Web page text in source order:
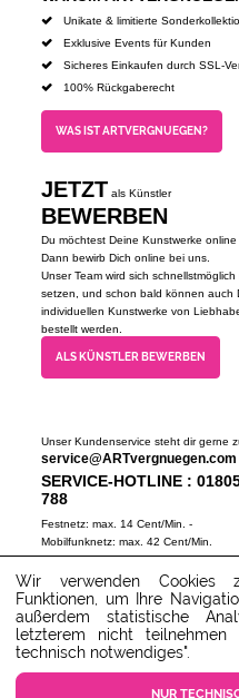
Unikate & limitierte
Exklusive Events für Kunden
Sicheres Einkaufen durch SSL-
100% Rückgaberecht
WAS IST ARTVERGNUEGEN?
JETZT als Künstler
BEWERBEN
Du möchtest Deine Kunstwerke
Dann bewirb Dich online bei uns.
Unser Team wird sich
setzen, und schon bald können auch
individuellen Kunstwerke von
bestellt werden.
ALS KÜNSTLER BEWERBEN
Unser Kundenservice steht dir gerne
service@ARTvergnuegen.com
SERVICE-HOTLINE :
788
Festnetz: max. 14 Cent/Min. -
Mobilfunknetz: max. 42 Cent/Min.
(Mo-Do 9-18 Uhr, Fr 9-16 Uhr)
ZUM SERVICECENTER
Wir verwenden Cookies
Funktionen, um Ihre
außerdem statistische
letzterem nicht
technisch notwendiges".
NUR